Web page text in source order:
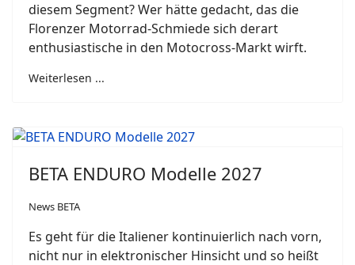
diesem Segment? Wer hätte gedacht, das die
Florenzer Motorrad-Schmiede sich derart
enthusiastische in den Motocross-Markt wirft.
Weiterlesen ...
BETA ENDURO Modelle 2027
News BETA
Es geht für die Italiener kontinuierlich nach vorn,
nicht nur in elektronischer Hinsicht und so heißt